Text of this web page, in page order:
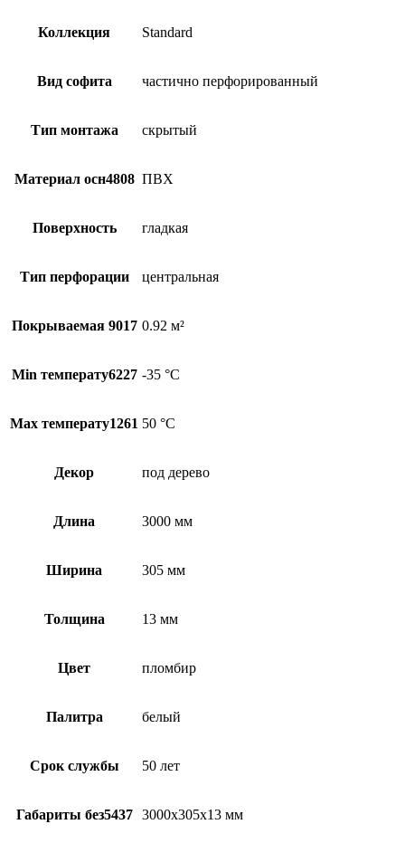
Коллекция Standard
Вид софита частично перфорированный
Тип монтажа скрытый
Материал осн4808 ПВХ
Поверхность гладкая
Тип перфорации центральная
Покрываемая 9017 0.92 м²
Min температу6227 -35 °С
Max температу1261 50 °С
Декор под дерево
Длина 3000 мм
Ширина 305 мм
Толщина 13 мм
Цвет пломбир
Палитра белый
Срок службы 50 лет
Габариты без5437 3000х305х13 мм